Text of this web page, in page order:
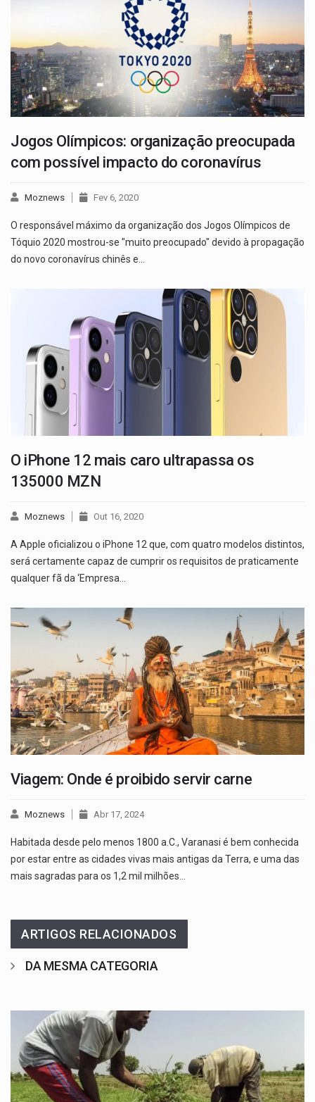
Jogos Olímpicos: organização preocupada
com possível impacto do coronavírus
Moznews Fev 6, 2020
O responsável máximo da organização dos Jogos Olímpicos de
Tóquio 2020 mostrou-se "muito preocupado" devido à propagação
do novo coronavírus chinês e…
O iPhone 12 mais caro ultrapassa os
135000 MZN
Moznews Out 16, 2020
A Apple oficializou o iPhone 12 que, com quatro modelos distintos,
será certamente capaz de cumprir os requisitos de praticamente
qualquer fã da ‘Empresa…
Viagem: Onde é proibido servir carne
Moznews Abr 17, 2024
Habitada desde pelo menos 1800 a.C., Varanasi é bem conhecida
por estar entre as cidades vivas mais antigas da Terra, e uma das
mais sagradas para os 1,2 mil milhões…
ARTIGOS RELACIONADOS
DA MESMA CATEGORIA